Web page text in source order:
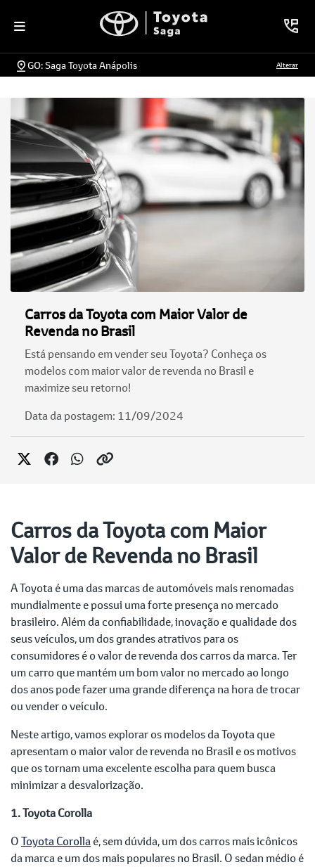
GO: Saga Toyota Anápolis Alterar
Carros da Toyota com Maior Valor de
Revenda no Brasil
Está pensando em vender seu Toyota? Conheça os
modelos com maior valor de revenda no Brasil e
maximize seu retorno!
Data da postagem: 11/09/2024
Carros da Toyota com Maior
Valor de Revenda no Brasil
A Toyota é uma das marcas de automóveis mais renomadas
mundialmente e possui uma forte presença no mercado
brasileiro. Além da confiabilidade, inovação e qualidade dos
seus veículos, um dos grandes atrativos para os
consumidores é o valor de revenda dos carros da marca. Ter
um carro que mantém um bom valor no mercado ao longo
dos anos pode fazer uma grande diferença na hora de trocar
ou vender o veículo.
Neste artigo, vamos explorar os modelos da Toyota que
apresentam o maior valor de revenda no Brasil e os motivos
que os tornam uma excelente escolha para quem busca
minimizar a desvalorização.
1. Toyota Corolla
OToyota Corollaé, sem dúvida, um dos carros mais icônicos
da marca e um dos mais populares no Brasil. O sedan médio é